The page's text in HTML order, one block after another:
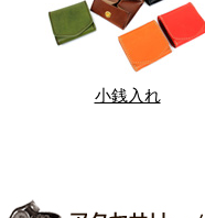
小銭入れ